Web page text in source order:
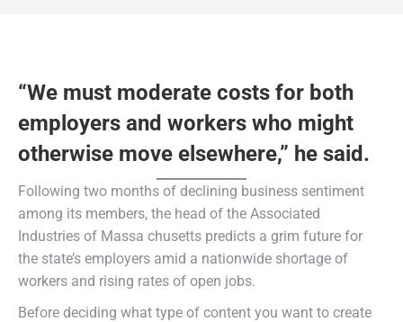
“We must moderate costs for both
employers and workers who might
otherwise move elsewhere,” he said.
Following two months of declining business sentiment
among its members, the head of the Associated
Industries of Massa chusetts predicts a grim future for
the state’s employers amid a nationwide shortage of
workers and rising rates of open jobs.
Before deciding what type of content you want to create